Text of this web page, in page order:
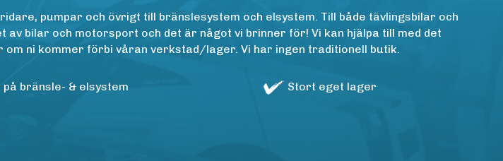
pumpar och övrigt till bränslesystem och elsystem. Till både tävlingsbilar och
bilar och motorsport och det är något vi brinner för! Vi kan hjälpa till med det
ni kommer förbi våran verkstad/lager. Vi har ingen traditionell butik.
bränsle- & elsystem Stort eget lager